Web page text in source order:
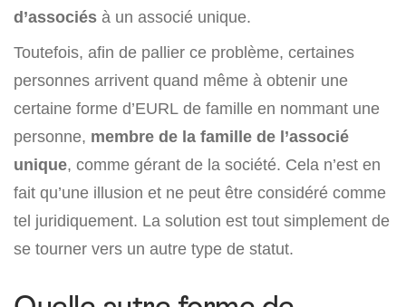
d’associés à un associé unique.
Toutefois, afin de pallier ce problème, certaines
personnes arrivent quand même à obtenir une
certaine forme d’EURL de famille en nommant une
personne, membre de la famille de l’associé
unique, comme gérant de la société. Cela n’est en
fait qu’une illusion et ne peut être considéré comme
tel juridiquement. La solution est tout simplement de
se tourner vers un autre type de statut.